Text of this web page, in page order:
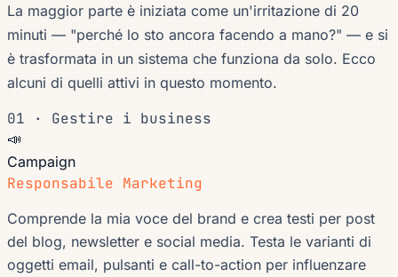
La maggior parte è iniziata come un'irritazione di 20
minuti — "perché lo sto ancora facendo a mano?" — e si
è trasformata in un sistema che funziona da solo. Ecco
alcuni di quelli attivi in questo momento.
01 · Gestire i business
📣
Campaign
Responsabile Marketing
Comprende la mia voce del brand e crea testi per post
del blog, newsletter e social media. Testa le varianti di
oggetti email, pulsanti e call-to-action per influenzare